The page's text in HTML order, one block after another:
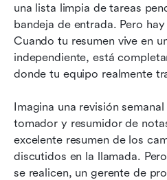
una lista limpia de tareas
bandeja de entrada. Pero
Cuando tu resumen vive en
independiente, está
donde tu equipo realmente
Imagina una revisión
tomador y resumidor de
excelente resumen de los
discutidos en la llamada.
se realicen, un gerente de